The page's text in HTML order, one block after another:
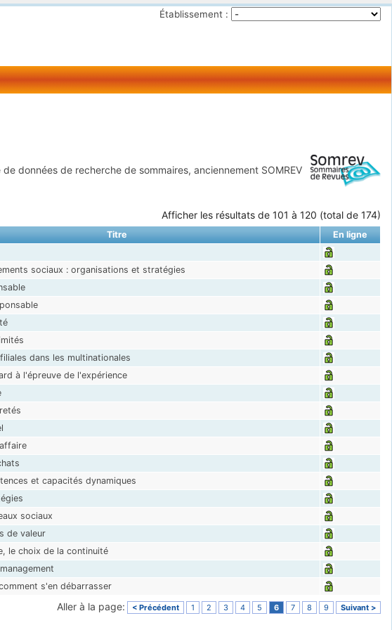
Établissement :
de données de recherche de sommaires, anciennement SOMREV
Afficher les résultats de 101 à 120 (total de 174)
Titre
En ligne
sociaux : organisations et stratégies
dans les multinationales
à l'épreuve de l'expérience
et capacités dynamiques
sociaux
de valeur
le choix de la continuité
s'en débarrasser
Aller à la page: < Précédent 1 2 3 4 5 6 7 8 9 Suivant >